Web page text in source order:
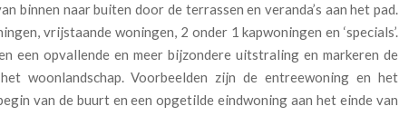
binnen naar buiten door de terrassen en veranda’s aan het pad.
vrijstaande woningen, 2 onder 1 kapwoningen en ‘specials’.
een opvallende en meer bijzondere uitstraling en markeren de
woonlandschap. Voorbeelden zijn de entreewoning en het
van de buurt en een opgetilde eindwoning aan het einde van